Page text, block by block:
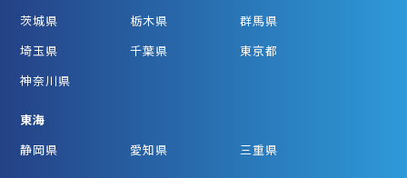
茨城県
栃木県
群馬県
埼玉県
千葉県
東京都
神奈川県
東海
静岡県
愛知県 三重県